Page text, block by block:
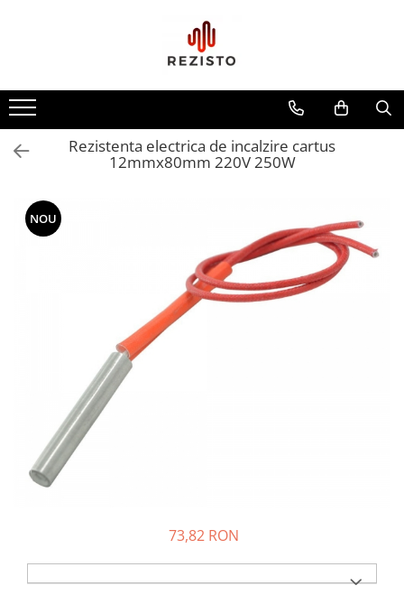
Rezistente cu profil special
Rezistenta siliconica
Rezistente aero convectie
Rezistente incalzitoare lichid
Rezistenta electrica de incalzire cartus
12mmx80mm 220V 250W
NOU
73,82 RON